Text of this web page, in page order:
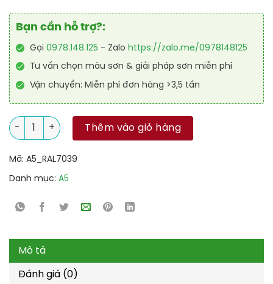
Bạn cần hỗ trợ?:
Gọi 0978.148.125 - Zalo https://zalo.me/0978148125
Tư vấn chọn màu sơn & giải pháp sơn miễn phí
Vận chuyển: Miễn phí đơn hàng >3,5 tấn
Sơn Epoxy cao cấp RAL RAGUARD 7039 số lượng
Thêm vào giỏ hàng
Mã: A5_RAL7039
Danh mục: A5
Mô tả
Đánh giá (0)